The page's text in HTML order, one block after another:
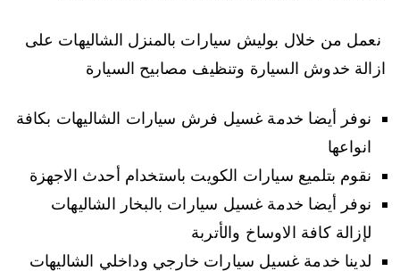
نعمل من خلال بوليش سيارات بالمنزل الشاليهات على
ازالة خدوش السيارة وتنظيف مصابيح السيارة
نوفر أيضا خدمة غسيل فرش سيارات الشاليهات بكافة
انواعها
نقوم بتلميع سيارات الكويت باستخدام أحدث الاجهزة
نوفر أيضا خدمة غسيل سيارات بالبخار الشاليهات
لإزالة كافة الاوساخ والأتربة
لدينا خدمة غسيل سيارات خارجي وداخلي الشاليهات